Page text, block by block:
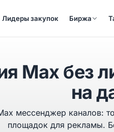
Лидеры закупок Биржа
Max без
на
мессенджер каналов:
площадок для рекламы.